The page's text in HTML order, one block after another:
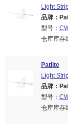
Light
品牌：
型号：
仓库库存
Patlite
Light
品牌：
型号：
仓库库存